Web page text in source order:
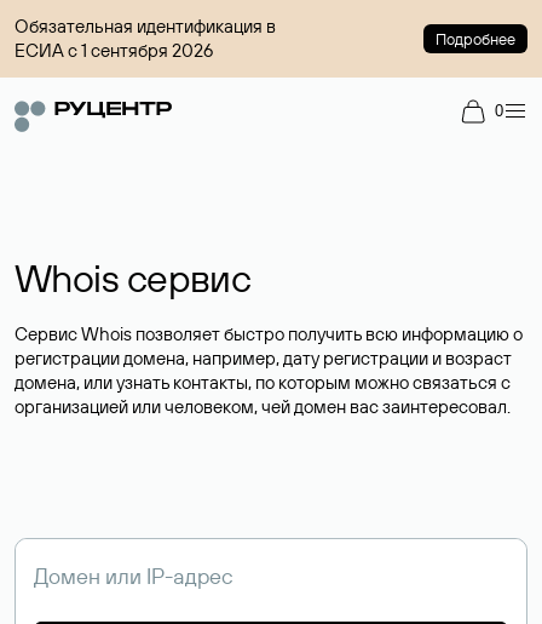
Обязательная идентификация в
ЕСИА с 1 сентября 2026
Подробнее
0
Whois сервис
Сервис Whois позволяет быстро получить всю информацию о
регистрации домена, например, дату регистрации и возраст
домена, или узнать контакты, по которым можно связаться с
организацией или человеком, чей домен вас заинтересовал.